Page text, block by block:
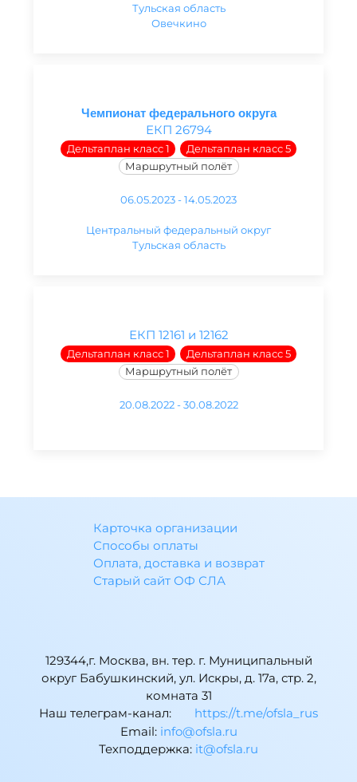
Тульская область
Овечкино
Чемпионат федерального округа
ЕКП 26794
Дельтаплан класс 1
Дельтаплан класс 5
Маршрутный полёт
06.05.2023 - 14.05.2023
Центральный федеральный округ
Тульская область
ЕКП 12161 и 12162
Дельтаплан класс 1
Дельтаплан класс 5
Маршрутный полёт
20.08.2022 - 30.08.2022
Карточка организации
Способы оплаты
Оплата, доставка и возврат
Старый сайт ОФ СЛА
129344,г. Москва, вн. тер. г. Муниципальный
округ Бабушкинский, ул. Искры, д. 17а, стр. 2,
комната 31
Наш телеграм-канал:
https://t.me/ofsla_rus
Email: ur.alsfo@ofni
Техподдержка: ur.alsfo@ti